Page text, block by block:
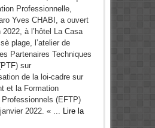
Professionnelle,
Yves CHABI, a ouvert
2022, à l’hôtel La Casa
plage, l’atelier de
Partenaires Techniques
sur
de la loi-cadre sur
et la Formation
(EFTP)
2022. « ... Lire la